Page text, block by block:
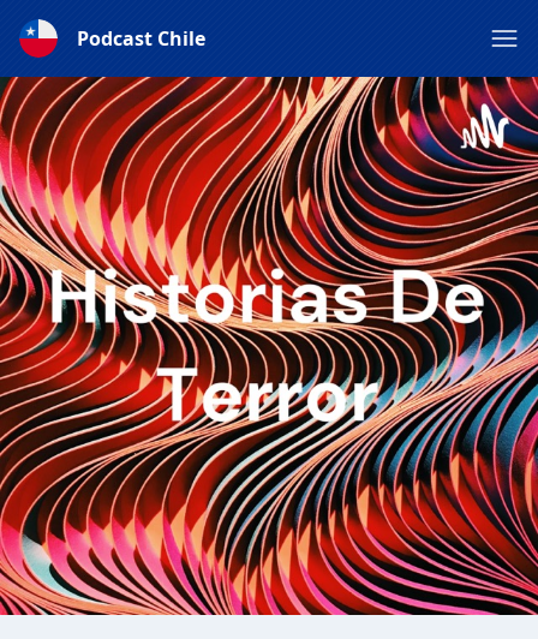
Podcast Chile